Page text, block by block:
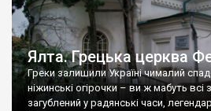
Ялта. Грецька церква
Греки залишили Україні чималий
ніжинські огірочки – ви ж мабуть всі
загублений у радянські часи,